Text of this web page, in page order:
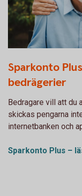
Sparkonto
bedrägerier
Bedragare vill att du
skickas pengarna
internetbanken och
Sparkonto Plus –